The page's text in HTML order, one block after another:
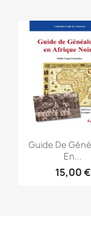

Guide De
En...
15,00 €